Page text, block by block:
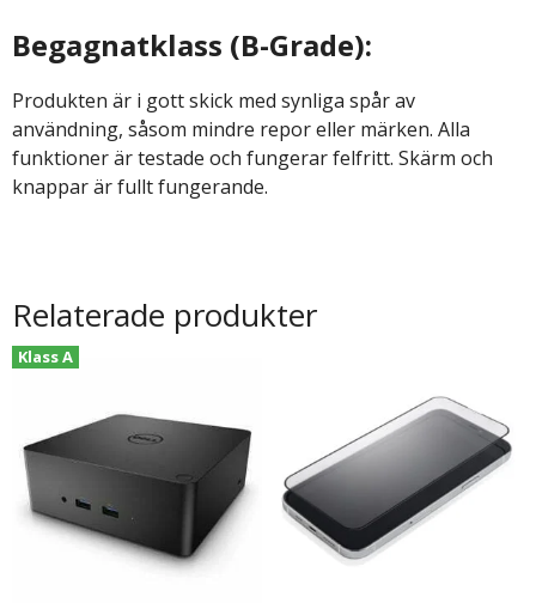
Begagnatklass (B-Grade):
Produkten är i gott skick med synliga spår av
användning, såsom mindre repor eller märken. Alla
funktioner är testade och fungerar felfritt. Skärm och
knappar är fullt fungerande.
Relaterade produkter
Klass A